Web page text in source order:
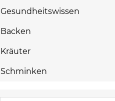
Gesundheitswissen
Backen
Kräuter
Schminken